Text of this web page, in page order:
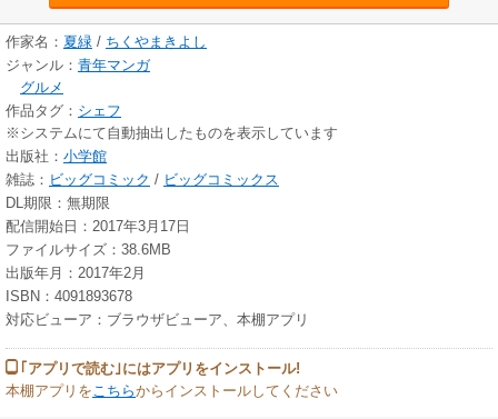
作家名： 夏緑 / ちくやまきよし
ジャンル： 青年マンガ
グルメ
作品タグ： シェフ
※システムにて自動抽出したものを表示しています
出版社： 小学館
雑誌： ビッグコミック / ビッグコミックス
DL期限：無期限
配信開始日：2017年3月17日
ファイルサイズ：38.6MB
出版年月：2017年2月
ISBN：4091893678
対応ビューア：ブラウザビューア、本棚アプリ
｢アプリで読む｣にはアプリをインストール!
本棚アプリを こちらからインストールしてください